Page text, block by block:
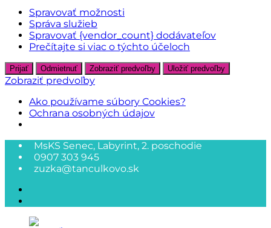
Spravovať možnosti
Správa služieb
Spravovať {vendor_count} dodávateľov
Prečítajte si viac o týchto účeloch
Prijať Odmietnuť Zobraziť predvoľby Uložiť predvoľby
Zobraziť predvoľby
Ako používame súbory Cookies?
Ochrana osobných údajov
Skip
content
MsKS Senec, Labyrint, 2. poschodie
0907 303 945
zuzka@tanculkovo.sk